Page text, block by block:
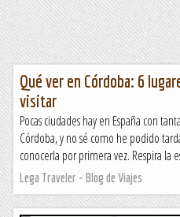
Qué ver en Córdoba: 6
visitar
Pocas ciudades hay en España con
Córdoba, y no sé como he podido
conocerla por primera vez. Respira la
Lega Traveler - Blog de Viajes